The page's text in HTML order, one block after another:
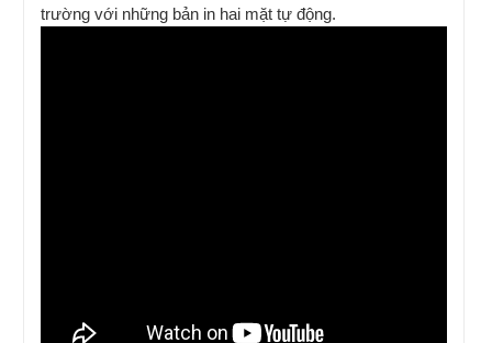
trường với những bản in hai mặt tự động.